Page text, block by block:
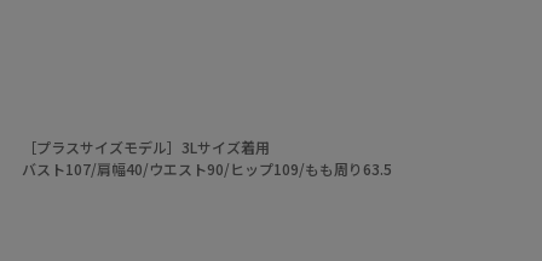
［プラスサイズモデル］3Lサイズ着用
バスト107/肩幅40/ウエスト90/ヒップ109/もも周り63.5